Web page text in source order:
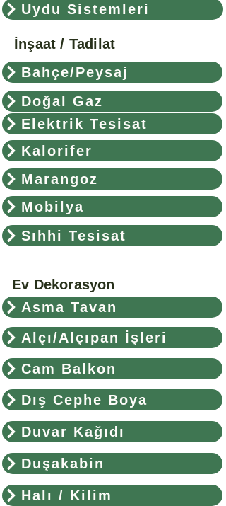
Uydu Sistemleri
İnşaat / Tadilat
Bahçe/Peysaj
Doğal Gaz
Elektrik Tesisat
Kalorifer
Marangoz
Mobilya
Sıhhi Tesisat
Ev Dekorasyon
Asma Tavan
Alçı/Alçıpan İşleri
Cam Balkon
Dış Cephe Boya
Duvar Kağıdı
Duşakabin
Halı / Kilim